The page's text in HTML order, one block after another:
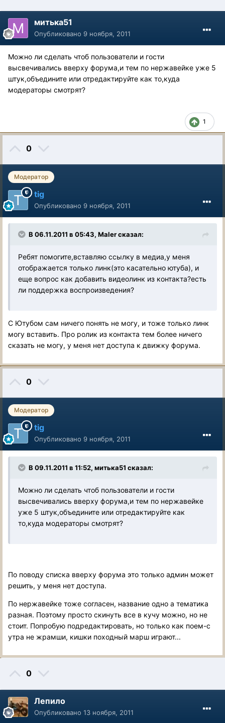
митька51
Опубликовано 9 ноября, 2011
Можно ли сделать чтоб пользователи и гости
высвечивались вверху форума,и тем по нержавейке уже 5
штук,объедините или отредактируйте как то,куда
модераторы смотрят?
1
0
Модератор
tig
Опубликовано 9 ноября, 2011
В 06.11.2011 в 05:43, Maler сказал:
Ребят помогите,вставляю ссылку в медиа,у меня
отображается только линк(это касательно ютуба), и
еще вопрос как добавить видеолинк из контакта?есть
ли поддержка воспроизведения?
С Ютубом сам ничего понять не могу, и тоже только линк
могу вставить. Про ролик из контакта тем более ничего
сказать не могу, у меня нет доступа к движку форума.
0
Модератор
tig
Опубликовано 9 ноября, 2011
В 09.11.2011 в 11:52, митька51 сказал:
Можно ли сделать чтоб пользователи и гости
высвечивались вверху форума,и тем по нержавейке
уже 5 штук,объедините или отредактируйте как
то,куда модераторы смотрят?
По поводу списка вверху форума это только админ может
решить, у меня нет доступа.
По нержавейке тоже согласен, название одно а тематика
разная. Поэтому просто скинуть все в кучу можно, но не
стоит. Попробую подредактировать, но только как поем-с
утра не жрамши, кишки походный марш играют...
0
Лепило
Опубликовано 13 ноября, 2011